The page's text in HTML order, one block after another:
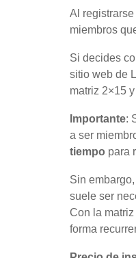
Al
miembros
Si decides
sitio web de
matriz 2×15
Importante:
a ser
tiempo para
Sin
suele ser
Con la
forma